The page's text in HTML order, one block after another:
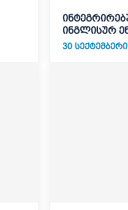
ინგლისურ
30